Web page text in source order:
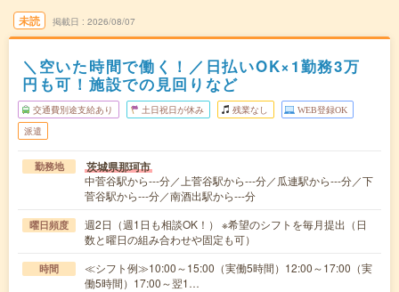
未読 掲載日 2026/08/07
＼空いた時間で働く！／日払いOK×1勤務3万
円も可！施設での見回りなど
交通費別途支給あり 土日祝日が休み 残業なし WEB登録OK
派遣
勤務地 茨城県那珂市
中菅谷駅から---分／上菅谷駅から---分／瓜連駅から---分／下
菅谷駅から---分／南酒出駅から---分
曜日頻度
週2日（週1日も相談OK！） ※希望のシフトを毎月提出（日
数と曜日の組み合わせや固定も可）
時間
≪シフト例≫10:00～15:00（実働5時間）12:00～17:00（実
働5時間）17:00～翌1…